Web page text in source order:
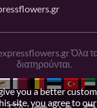
Όλα
διατηρούνται.
you a better
site, you agree to our